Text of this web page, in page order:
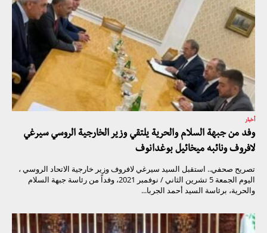
أخبار
وفد من جبهة السلام والحرية يلتقي وزير الخارجية الروسي سيرغي
لافروف ونائبه ميخائيل بوغدانوف
تصريح صحفي.. استقبل السيد سيرغي لافروف وزير خارجية الاتحاد الروسي ،
اليوم الجمعة 5 تشرين الثاني / نوفمبر 2021، وفداً من رئاسة جبهة السلام
والحرية، برئاسة السيد أحمد الجربا...